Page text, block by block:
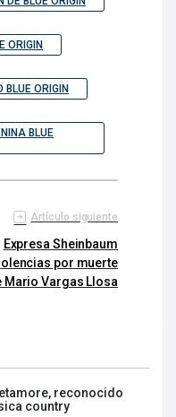
ORIGIN
BLUE ORIGIN
BLUE
Artículo siguiente
Expresa Sheinbaum
por muerte
Mario Vargas Llosa
reconocido
country